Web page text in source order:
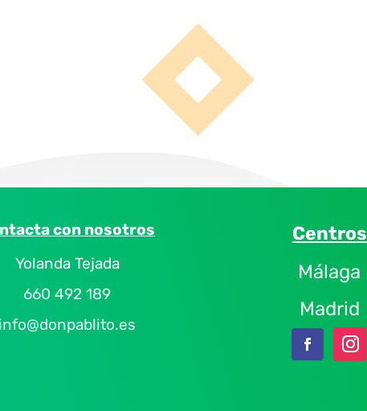
con nosotros
Yolanda Tejada
660 492 189
info@donpablito.es
Centros
Málaga
Madrid